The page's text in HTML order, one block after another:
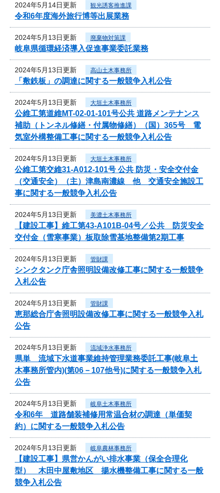
2024年5月14日更新 観光誘客推進課
令和6年度海外旅行博等出展業務
2024年5月13日更新 廃棄物対策課
岐阜県循環経済導入促進事業委託業務
2024年5月13日更新 高山土木事務所
「敷鉄板」の調達に関する一般競争入札公告
2024年5月13日更新 大垣土木事務所
公維工第道維MT-02-01-101号公共 道路メンテナンス
補助（トンネル修繕・付属物修繕）（国）365号 電
気室外構整備工事に関する一般競争入札公告
2024年5月13日更新 大垣土木事務所
公維工第交維31-A012-101号 公共 防災・安全交付金
（交通安全）（主）津島南濃線 他 交通安全施設工
事に関する一般競争入札公告
2024年5月13日更新 美濃土木事務所
【建設工事】維工第43-A101B-04号／公共 防災安全
交付金（雪寒事業）板取除雪基地整備第2期工事
2024年5月13日更新 管財課
シンクタンク庁舎照明設備改修工事に関する一般競争
入札公告
2024年5月13日更新 管財課
恵那総合庁舎照明設備改修工事に関する一般競争入札
公告
2024年5月13日更新 流域浄水事務所
県単 流域下水道事業維持管理業務委託工事(岐阜土
木事務所管内)(第06－107他号)に関する一般競争入札
公告
2024年5月13日更新 岐阜土木事務所
令和6年 道路舗装補修用常温合材の調達（単価契
約）に関する一般競争入札公告
2024年5月13日更新 岐阜農林事務所
【建設工事】県営かんがい排水事業（保全合理化
型） 木田中屋敷地区 揚水機整備工事に関する一般
競争入札公告